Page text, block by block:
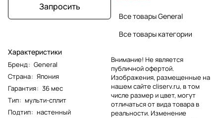
Запросить
Характеристики
Бренд: General
Страна: Япония
Гарантия: 36 мес
Тип: мульти-сплит
Подтип: настенный
Все товары General
Все товары категории
Внимание! Не является
публичной офертой.
Изображения, размещенные на
нашем сайте cliserv.ru, в том
числе размер и цвет, могут
отличаться от вида товара в
реальности. Изменение